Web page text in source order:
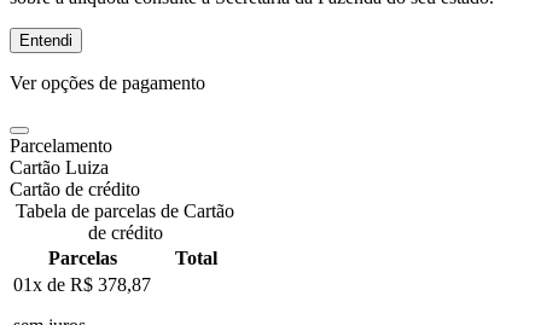
Entendi
Ver opções de pagamento
Parcelamento
Cartão Luiza
Cartão de crédito
Tabela de parcelas de Cartão
de crédito
Parcelas
Total
01x de R$ 378,87